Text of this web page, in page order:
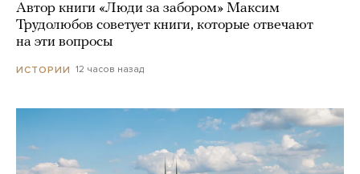
Автор книги «Люди за забором» Максим
Трудолюбов советует книги, которые отвечают
на эти вопросы
ИСТОРИИ 12 часов назад